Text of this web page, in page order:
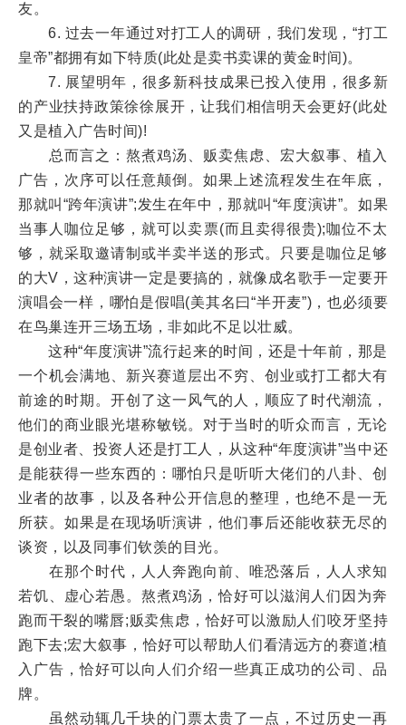
友。
6. 过去一年通过对打工人的调研，我们发现，“打工
皇帝”都拥有如下特质(此处是卖书卖课的黄金时间)。
7. 展望明年，很多新科技成果已投入使用，很多新
的产业扶持政策徐徐展开，让我们相信明天会更好(此处
又是植入广告时间)!
总而言之：熬煮鸡汤、贩卖焦虑、宏大叙事、植入
广告，次序可以任意颠倒。如果上述流程发生在年底，
那就叫“跨年演讲”;发生在年中，那就叫“年度演讲”。如果
当事人咖位足够，就可以卖票(而且卖得很贵);咖位不太
够，就采取邀请制或半卖半送的形式。只要是咖位足够
的大V，这种演讲一定是要搞的，就像成名歌手一定要开
演唱会一样，哪怕是假唱(美其名曰“半开麦”)，也必须要
在鸟巢连开三场五场，非如此不足以壮威。
这种“年度演讲”流行起来的时间，还是十年前，那是
一个机会满地、新兴赛道层出不穷、创业或打工都大有
前途的时期。开创了这一风气的人，顺应了时代潮流，
他们的商业眼光堪称敏锐。对于当时的听众而言，无论
是创业者、投资人还是打工人，从这种“年度演讲”当中还
是能获得一些东西的：哪怕只是听听大佬们的八卦、创
业者的故事，以及各种公开信息的整理，也绝不是一无
所获。如果是在现场听演讲，他们事后还能收获无尽的
谈资，以及同事们钦羡的目光。
在那个时代，人人奔跑向前、唯恐落后，人人求知
若饥、虚心若愚。熬煮鸡汤，恰好可以滋润人们因为奔
跑而干裂的嘴唇;贩卖焦虑，恰好可以激励人们咬牙坚持
跑下去;宏大叙事，恰好可以帮助人们看清远方的赛道;植
入广告，恰好可以向人们介绍一些真正成功的公司、品
牌。
虽然动辄几千块的门票太贵了一点，不过历史一再